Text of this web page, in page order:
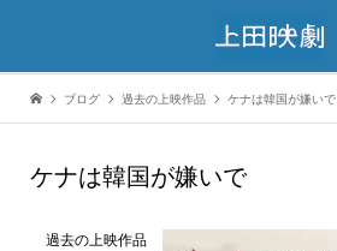
ブログ 過去の上映作品 ケナは韓国が嫌いで
ケナは韓国が嫌いで
過去の上映作品